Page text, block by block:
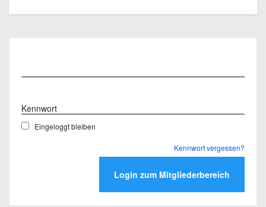
Kennwort
Eingeloggt bleiben
Kennwort vergessen?